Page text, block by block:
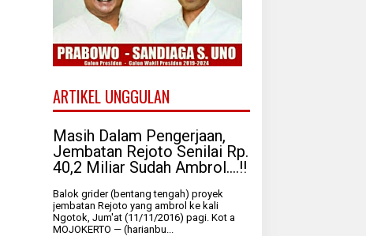
ARTIKEL UNGGULAN
Masih Dalam Pengerjaan,
Jembatan Rejoto Senilai Rp.
40,2 Miliar Sudah Ambrol....!!
Balok grider (bentang tengah) proyek
jembatan Rejoto yang ambrol ke kali
Ngotok, Jum'at (11/11/2016) pagi. Kot a
MOJOKERTO — (harianbu...